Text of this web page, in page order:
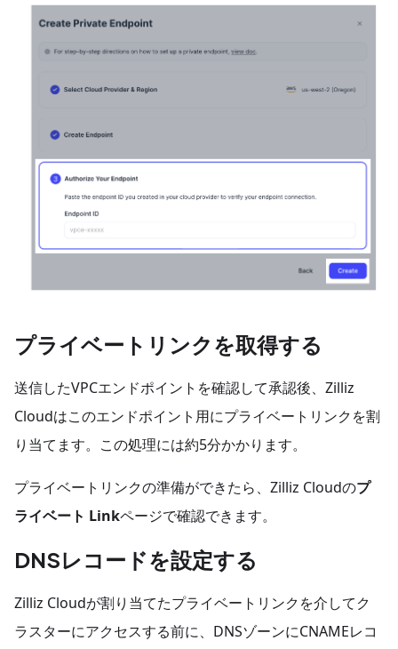
プライベートリンクを取得する
送信したVPCエンドポイントを確認して承認後、Zilliz
Cloudはこのエンドポイント用にプライベートリンクを割
り当てます。この処理には約5分かかります。
プライベートリンクの準備ができたら、Zilliz Cloudのプ
ライベート Linkページで確認できます。
DNSレコードを設定する
Zilliz Cloudが割り当てたプライベートリンクを介してク
ラスターにアクセスする前に、DNSゾーンにCNAMEレコ